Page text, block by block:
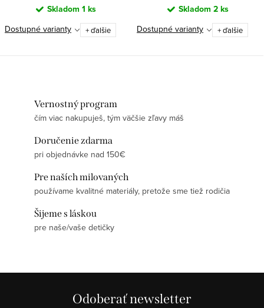
Skladom 1 ks
Dostupné varianty
+ ďalšie
Skladom 2 ks
Dostupné varianty
+ ďalšie
Vernostný program
čím viac nakupuješ, tým väčšie zľavy máš
Doručenie zdarma
pri objednávke nad 150€
Pre naších milovaných
používame kvalitné materiály, pretože sme tiež rodičia
Šijeme s láskou
pre naše/vaše detičky
Odoberať newsletter